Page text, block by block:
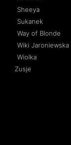
Sheeya
Sukanek
Way of Blonde
Wiki Jaroniewska
Wiolka
Zusje